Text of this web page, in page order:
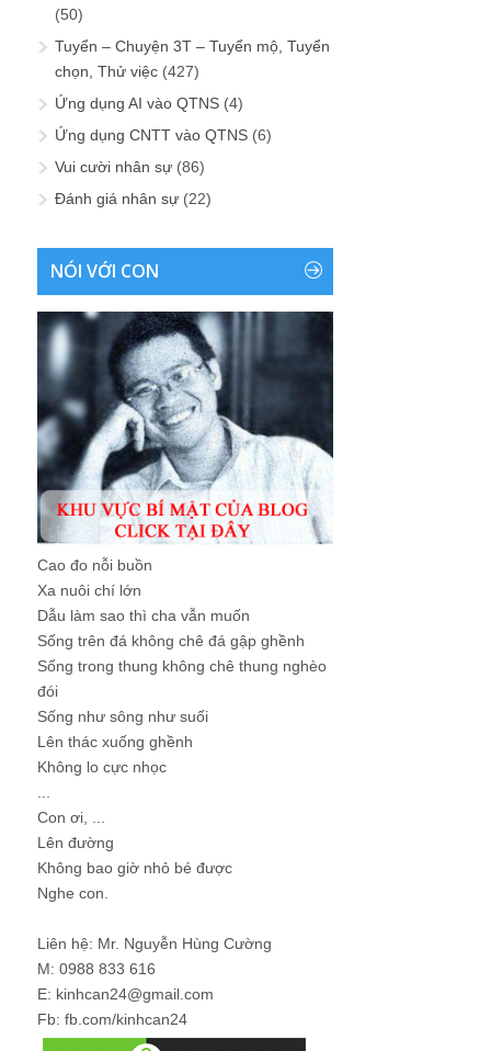
(50)
Tuyển – Chuyện 3T – Tuyển mộ, Tuyển
chọn, Thử việc (427)
Ứng dụng AI vào QTNS (4)
Ứng dụng CNTT vào QTNS (6)
Vui cười nhân sự (86)
Đánh giá nhân sự (22)
NÓI VỚI CON
Cao đo nỗi buồn
Xa nuôi chí lớn
Dẫu làm sao thì cha vẫn muốn
Sống trên đá không chê đá gập ghềnh
Sống trong thung không chê thung nghèo
đói
Sống như sông như suối
Lên thác xuống ghềnh
Không lo cực nhọc
Con ơi, ...
Lên đường
Không bao giờ nhỏ bé được
Nghe con.
Liên hệ: Mr. Nguyễn Hùng Cường
M: 0988 833 616
E: kinhcan24@gmail.com
Fb: fb.com/kinhcan24